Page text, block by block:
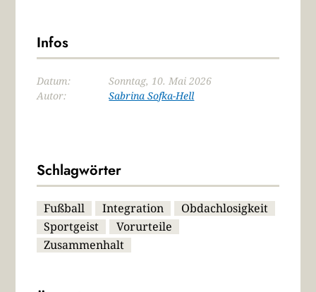
Infos
Datum:
Sonntag, 10. Mai 2026
Autor:
Sabrina Sofka-Hell
Schlagwörter
Fußball Integration
Obdachlosigkeit
Sportgeist
Vorurteile
Zusammenhalt